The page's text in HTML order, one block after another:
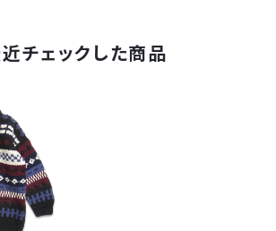
チェックした商品